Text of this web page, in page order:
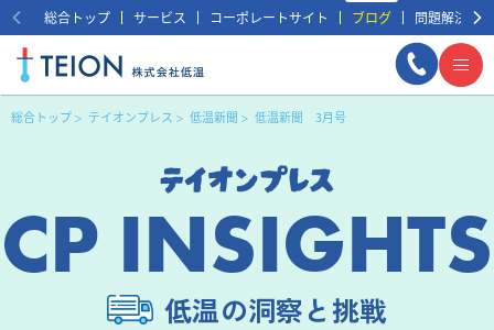
総合トップ サービス コーポレートサイト ブログ 問題解決事例
総合トップ テイオンプレス 低温新聞 低温新聞 3月号
CP INSIGHTS
低温の洞察と挑戦